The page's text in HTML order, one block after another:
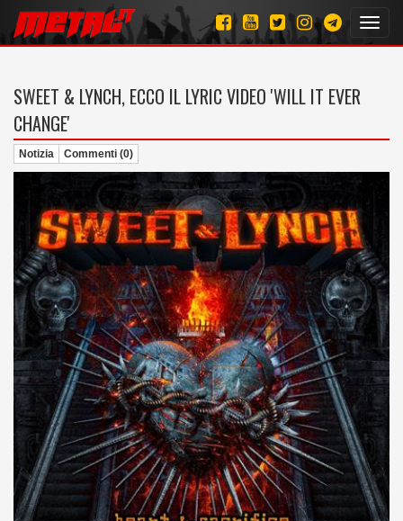
SWEET & LYNCH, ECCO IL LYRIC VIDEO 'WILL IT EVER
CHANGE'
Notizia Commenti (0)